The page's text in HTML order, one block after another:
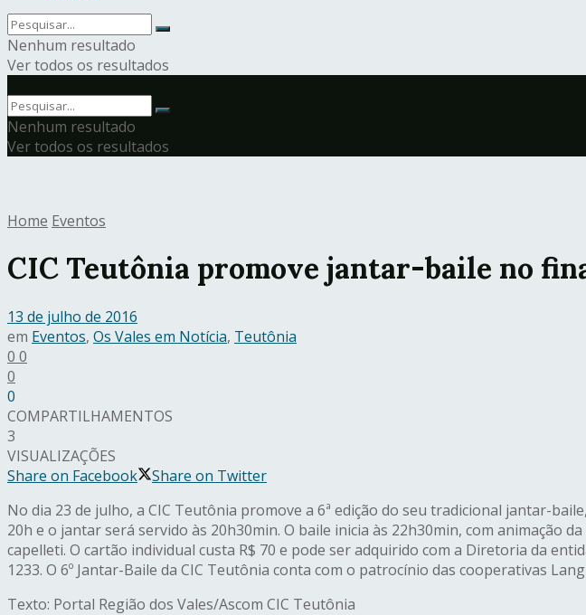
Nenhum resultado
Ver todos os resultados
Nenhum resultado
Ver todos os resultados
Home Eventos
CIC Teutônia promove jantar-baile no
13 de julho de 2016
em Eventos, Os Vales em Notícia, Teutônia
0 0
0
0
COMPARTILHAMENTOS
3
VISUALIZAÇÕES
Share on Facebook
Share on Twitter
No dia 23 de julho, a CIC Teutônia promove a 6ª edição do seu tradicional jantar-
20h e o jantar será servido às 20h30min. O baile inicia às 22h30min, com animação
capelleti. O cartão individual custa R$ 70 e pode ser adquirido com a Diretoria da
1233. O 6º Jantar-Baile da CIC Teutônia conta com o patrocínio das cooperativas
Texto: Portal Região dos Vales/Ascom CIC Teutônia